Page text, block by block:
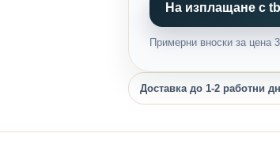
На изплащане с
Примерни вноски за цена
Доставка до 1-2 работни